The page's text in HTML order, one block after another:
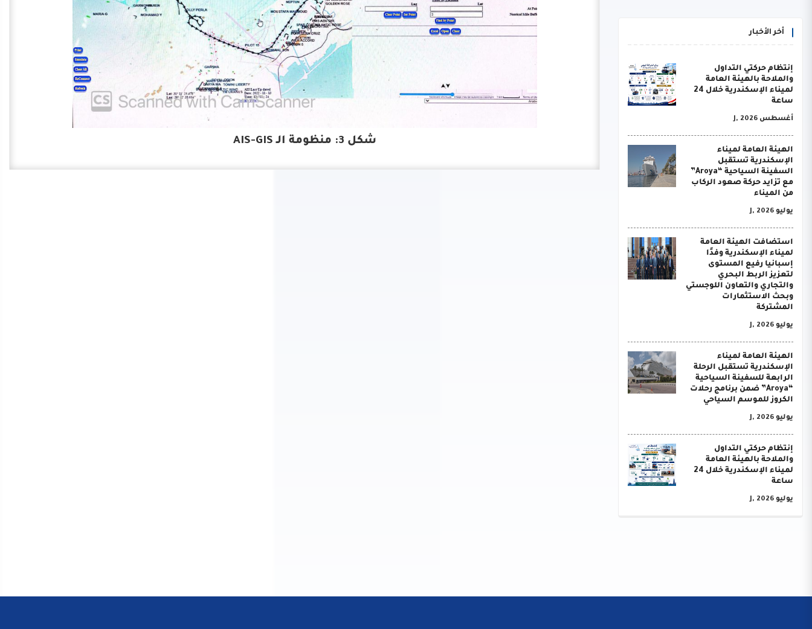
أخر الأخبار
إنتظام حركتي التداول
والملاحة بالهيئة العامة
لميناء الإسكندرية خلال 24
ساعة
أغسطس J, 2026
الهيئة العامة لميناء
الإسكندرية تستقبل
السفينة السياحية “Aroya”
مع تزايد حركة صعود الركاب
من الميناء
يوليو J, 2026
استضافت الهيئة العامة
لميناء الإسكندرية وفدًا
إسبانيا رفيع المستوى
لتعزيز الربط البحري
والتجاري والتعاون اللوجستي
وبحث الاستثمارات
المشتركة
يوليو J, 2026
الهيئة العامة لميناء
الإسكندرية تستقبل الرحلة
الرابعة للسفينة السياحية
“Aroya” ضمن برنامج رحلات
الكروز للموسم السياحي
يوليو J, 2026
إنتظام حركتي التداول
والملاحة بالهيئة العامة
لميناء الإسكندرية خلال 24
ساعة
يوليو J, 2026
شكل 3: منظومة الـ AIS-GIS